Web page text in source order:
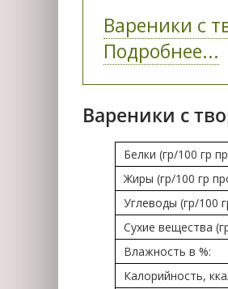
Вареники с
Подробнее...
Вареники с
Белки (гр/100 гр
Жиры (гр/100 гр
Углеводы (гр/100
Сухие вещества
Влажность в %:
Калорийность,